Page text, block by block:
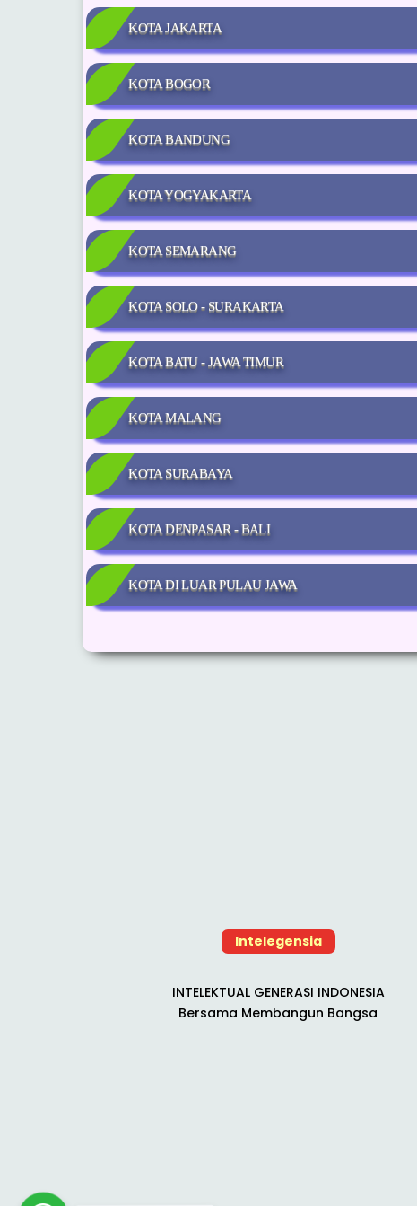
KOTA JAKARTA
KOTA BOGOR
KOTA BANDUNG
KOTA YOGYAKARTA
KOTA SEMARANG
KOTA SOLO - SURAKARTA
KOTA BATU - JAWA TIMUR
KOTA MALANG
KOTA SURABAYA
KOTA DENPASAR - BALI
KOTA DI LUAR PULAU JAWA
Intelegensia
INTELEKTUAL GENERASI INDONESIA
Bersama Membangun Bangsa